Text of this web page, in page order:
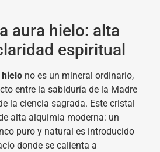
aura hielo: alta
espiritual
hielo no es un mineral ordinario,
entre la sabiduría de la Madre
la ciencia sagrada. Este cristal
alta alquimia moderna: un
puro y natural es introducido
donde se calienta a